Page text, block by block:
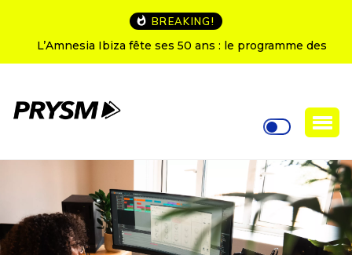
BREAKING!
L’Amnesia Ibiza fête ses 50 ans : le programme des
soirées d’ouverture